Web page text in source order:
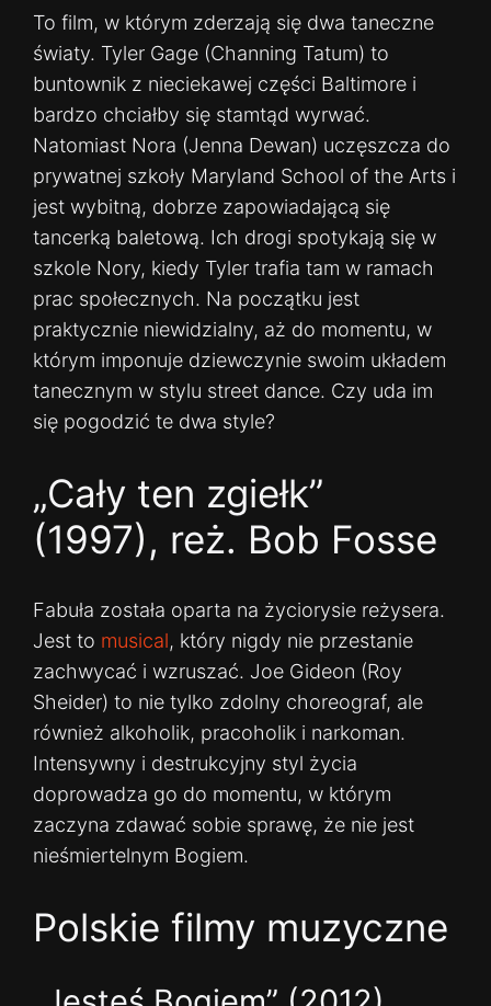
To film, w którym zderzają się dwa taneczne
światy. Tyler Gage (Channing Tatum) to
buntownik z nieciekawej części Baltimore i
bardzo chciałby się stamtąd wyrwać.
Natomiast Nora (Jenna Dewan) uczęszcza do
prywatnej szkoły Maryland School of the Arts i
jest wybitną, dobrze zapowiadającą się
tancerką baletową. Ich drogi spotykają się w
szkole Nory, kiedy Tyler trafia tam w ramach
prac społecznych. Na początku jest
praktycznie niewidzialny, aż do momentu, w
którym imponuje dziewczynie swoim układem
tanecznym w stylu street dance. Czy uda im
się pogodzić te dwa style?
„Cały ten zgiełk”
(1997), reż. Bob Fosse
Fabuła została oparta na życiorysie reżysera.
Jest to musical, który nigdy nie przestanie
zachwycać i wzruszać. Joe Gideon (Roy
Sheider) to nie tylko zdolny choreograf, ale
również alkoholik, pracoholik i narkoman.
Intensywny i destrukcyjny styl życia
doprowadza go do momentu, w którym
zaczyna zdawać sobie sprawę, że nie jest
nieśmiertelnym Bogiem.
Polskie filmy muzyczne